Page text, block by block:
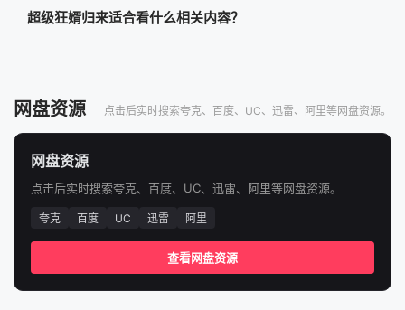
超级狂婿归来适合看什么相关内容？
网盘资源 点击后实时搜索夸克、百度、UC、迅雷、阿里等网盘资源。
网盘资源
点击后实时搜索夸克、百度、UC、迅雷、阿里等网盘资源。
夸克 百度 UC 迅雷 阿里
查看网盘资源